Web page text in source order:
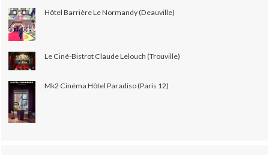
Hôtel Barrière Le Normandy (Deauville)
Le Ciné-Bistrot Claude Lelouch (Trouville)
Mk2 Cinéma Hôtel Paradiso (Paris 12)